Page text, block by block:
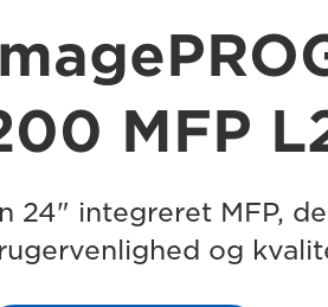
MFP
24" integreret MFP,
og